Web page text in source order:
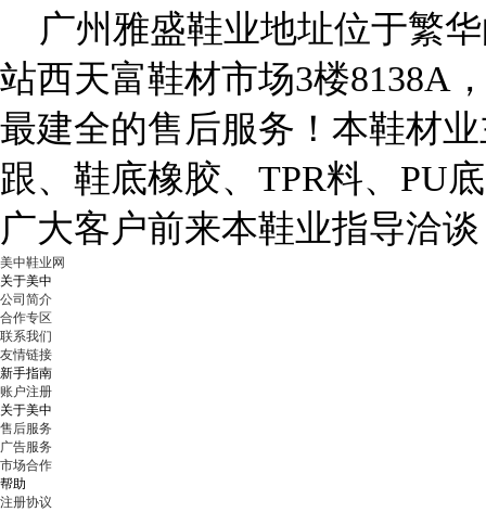
广州雅盛鞋业地址位于繁
站西天富鞋材市场3楼8138A
最建全的售后服务！本鞋材
跟、鞋底橡胶、 TPR料、 PU
广大客户前来本鞋业指导洽
美中鞋业网
关于美中
公司简介
合作专区
联系我们
友情链接
新手指南
账户注册
关于美中
售后服务
广告服务
市场合作
帮助
注册协议